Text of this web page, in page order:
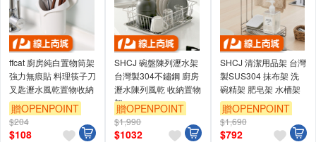
ffcat 廚房純白置物筒架
強力無痕貼 料理筷子刀
叉匙瀝水風乾置物收納
贈OPENPOINT
訂單滿999享9折
$204
$108
SHCJ 碗盤陳列瀝水架
台灣製304不鏽鋼 廚房
瀝水陳列風乾 收納置物
架
贈OPENPOINT
訂單滿999享9折
$1,990
$1032
SHCJ 清潔用品架 台灣
製SUS304 抹布架 洗
碗精架 肥皂架 水槽架
贈OPENPOINT
訂單滿999享9折
$1,690
$792